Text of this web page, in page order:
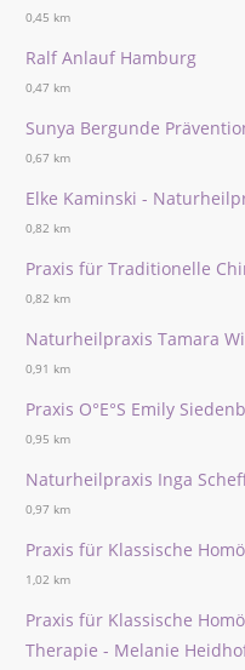
0,45 km
Ralf Anlauf Hamburg
0,47 km
Sunya Bergunde
0,67 km
Elke Kaminski -
0,82 km
Praxis für Traditionelle
0,82 km
Naturheilpraxis Tamara
0,91 km
Praxis O°E°S Emily
0,95 km
Naturheilpraxis Inga
0,97 km
Praxis für Klassische
1,02 km
Praxis für Klassische
Therapie - Melanie